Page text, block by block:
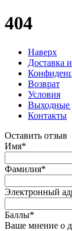
404
Наверх
Доставка
Возврат
Условия
Выходные
Контакты
Оставить отзыв
Имя*
Фамилия*
Электронный
Баллы*
Ваше мнение о